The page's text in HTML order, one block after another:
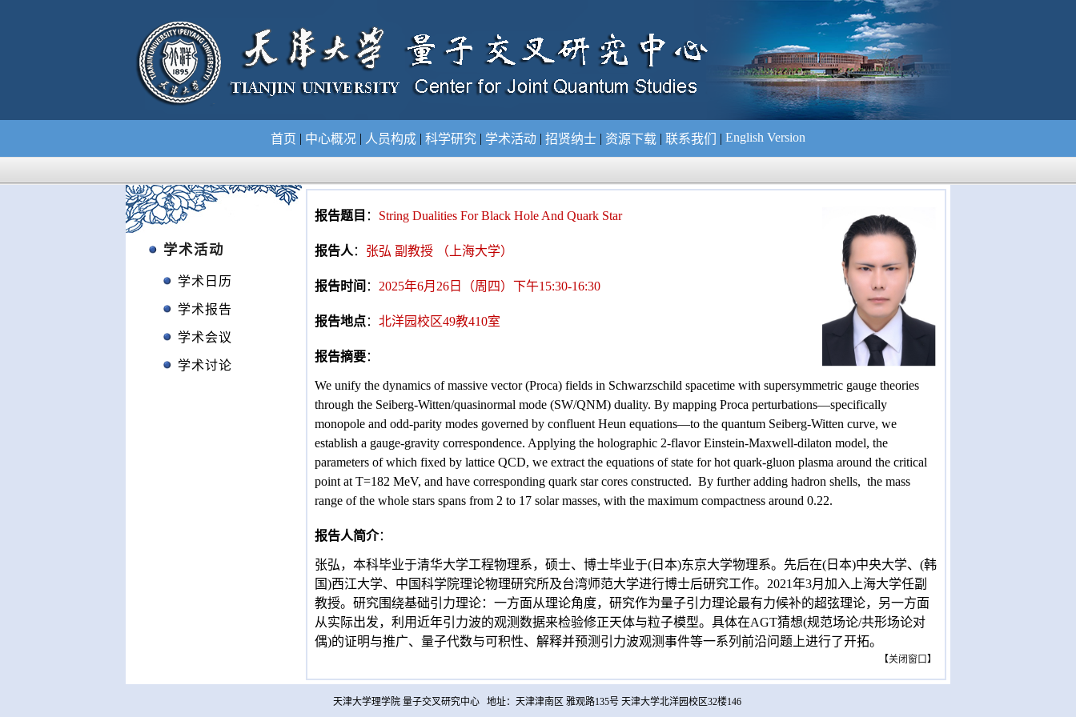
首页 | 中心概况 | 人员构成 | 科学研究 | 学术活动 | 招贤纳士 | 资源下载 | 联系我们 | English Version
学术活动
学术日历
学术报告
学术会议
学术讨论
报告题目 ： String Dualities For Black Hole And Quark Star
报告人 ： 张弘 副教授 （上海大学）
报告时间 ： 2025年6月26日（周四）下午15:30-16:30
报告地点： 北洋园校区49教410室
报告摘要：
We unify the dynamics of massive vector (Proca) fields in Schwarzschild spacetime with supersymmetric gauge theories
through the Seiberg-Witten/quasinormal mode (SW/QNM) duality. By mapping Proca perturbations—specifically
monopole and odd-parity modes governed by confluent Heun equations—to the quantum Seiberg-Witten curve, we
establish a gauge-gravity correspondence. Applying the holographic 2-flavor Einstein-Maxwell-dilaton model, the
parameters of which fixed by lattice QCD, we extract the equations of state for hot quark-gluon plasma around the critical
point at T=182 MeV, and have corresponding quark star cores constructed. By further adding hadron shells, the mass
range of the whole stars spans from 2 to 17 solar masses, with the maximum compactness around 0.22.
报告人简介：
张弘，本科毕业于清华大学工程物理系，硕士、博士毕业于(日本)东京大学物理系。先后在(日本)中央大学、(韩
国)西江大学、中国科学院理论物理研究所及台湾师范大学进行博士后研究工作。2021年3月加入上海大学任副
教授。研究围绕基础引力理论：一方面从理论角度，研究作为量子引力理论最有力候补的超弦理论，另一方面
从实际出发，利用近年引力波的观测数据来检验修正天体与粒子模型。具体在AGT猜想(规范场论/共形场论对
偶)的证明与推广、量子代数与可积性、解释并预测引力波观测事件等一系列前沿问题上进行了开拓。
【关闭窗口】
天津大学理学院 量子交叉研究中心 地址：天津津南区 雅观路135号 天津大学北洋园校区32楼146